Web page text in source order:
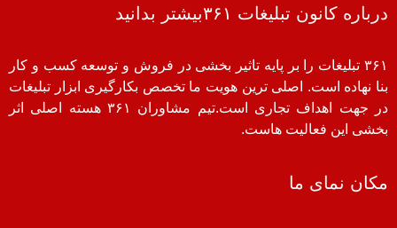
درباره کانون تبلیغات ۳۶۱بیشتر بدانید
۳۶۱ تبلیغات را بر پایه تاثیر بخشی در فروش و توسعه کسب و کار
بنا نهاده است. اصلی ترین هویت ما تخصص بکارگیری ابزار تبلیغات
در جهت اهداف تجاری است.تیم مشاوران ۳۶۱ هسته اصلی اثر
بخشی این فعالیت هاست.
مکان نمای ما